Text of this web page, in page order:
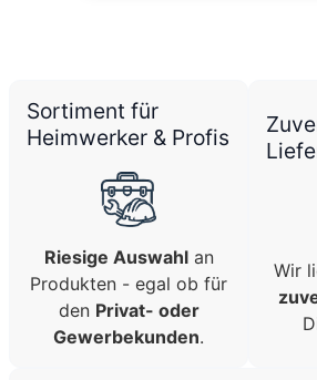
Sortiment für
Heimwerker & Profis
Riesige Auswahlan
Produkten - egal ob für
den Privat- oder
Gewerbekunden.
Wir